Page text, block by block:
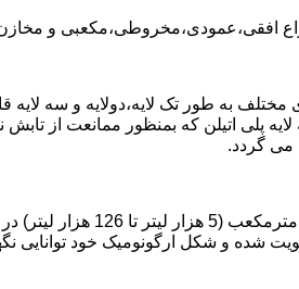
افقی،عمودی،مخروطی،مکعبی و مخازن
مختلف به طور تک لایه،دولایه و سه
پلی اتیلن که بمنظور ممانعت از
می گردد.
شده و شکل ارگونومیک خود توانایی